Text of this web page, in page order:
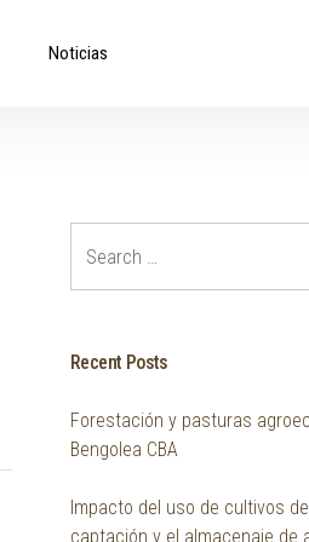
Noticias
Recent Posts
Forestación y pasturas
Bengolea CBA
Impacto del uso de cultivos
captación y el almacenaje de